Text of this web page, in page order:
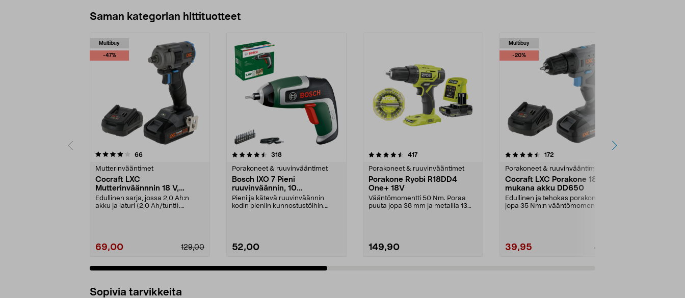
Saman kategorian hittituotteet
Multibuy
-47%
66arvostelut
Mutterinvääntimet
Cocraft LXC
Mutterinväännnin 18 V,
mukana akku, IW500-BL
Edullinen sarja, jossa 2,0 Ah:n
akku ja laturi (2,0 Ah/tunti).
69,00 129,00
4.5 viidestä
318arvostelut
Porakoneet & ruuvinvääntimet
Bosch IXO 7 Pieni
ruuvinväännin, 10
ruuvauskärkeä, ladattava
Pieni ja kätevä ruuvinväännin
kodin pieniin kunnostustöihin.
52,00
4.5 viidestä
417arvostelut
Porakoneet & ruuvinvääntimet
Porakone Ryobi R18DD4
One+ 18V
Vääntömomentti 50 Nm. Poraa
puuta jopa 38 mm ja metallia 13
149,90
Multibuy
-20%
4.5 viidestä
172
Porakoneet & ruuvinvääntimet
Cocraft LXC Porakone 18 V,
mukana akku DD650
Edullinen ja tehokas porakone
jopa 35 Nm:n vääntömomentilla.
39,95 49,95
4.5 viidestä
Sopivia tarvikkeita